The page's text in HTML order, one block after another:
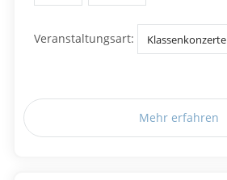
Veranstaltungsart: Klassenkonzerte
Mehr erfahren